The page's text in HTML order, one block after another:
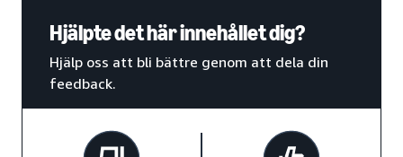
Hjälpte det här innehållet dig?
Hjälp oss att bli bättre genom att dela din
feedback.